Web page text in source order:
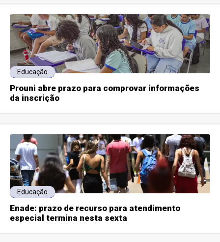
Educação
Prouni abre prazo para comprovar informações
da inscrição
Educação
Enade: prazo de recurso para atendimento
especial termina nesta sexta